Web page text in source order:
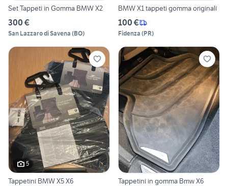
Set Tappeti in Gomma BMW X2
300 €
San Lazzaro di Savena (BO)
BMW X1 tappeti gomma originali
100 €
Fidenza (PR)
5
Tappetini BMW X5 X6
Tappetini in gomma Bmw X6